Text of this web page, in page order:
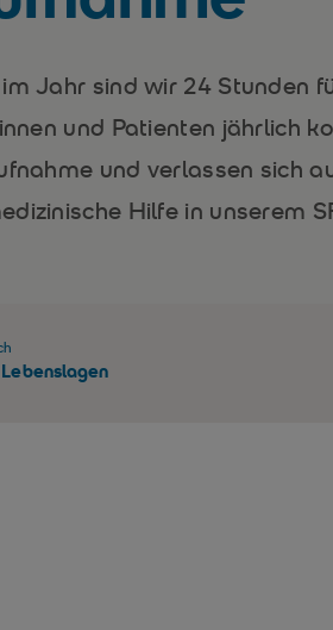
Jahr sind wir 24 Stunden
und Patienten jährlich
und verlassen sich
Hilfe in unserem